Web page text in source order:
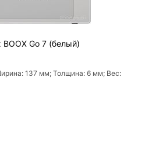
BOOX Go 7 (белый)
137 мм; Толщина: 6 мм; Вес: